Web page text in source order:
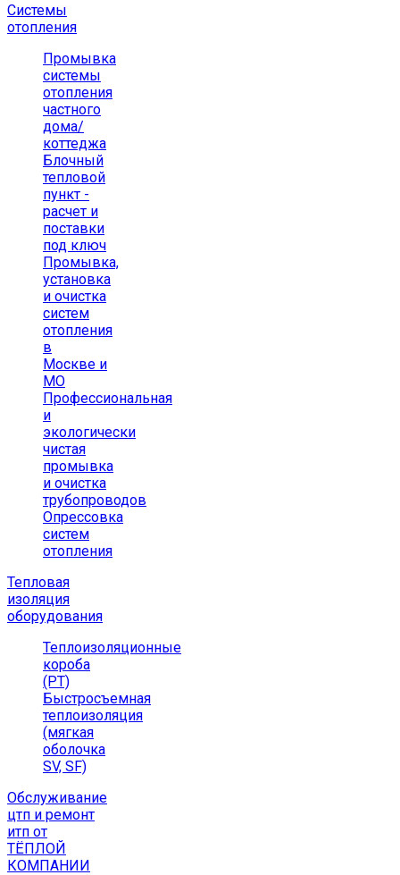
Системы
отопления
Промывка
системы
отопления
частного
дома/
коттеджа
Блочный
тепловой
пункт -
расчет и
поставки
под ключ
Промывка,
установка
и очистка
систем
отопления
в
Москве и
МО
Профессиональная
и
экологически
чистая
промывка
и очистка
трубопроводов
Опрессовка
систем
отопления
Тепловая
изоляция
оборудования
Теплоизоляционные
короба
(РТ)
Быстросъемная
теплоизоляция
(мягкая
оболочка
SV, SF)
Обслуживание
цтп и ремонт
итп от
ТЁПЛОЙ
КОМПАНИИ